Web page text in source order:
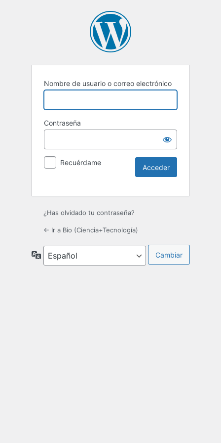
Nombre de usuario o correo electrónico
Contraseña
Recuérdame
¿Has olvidado tu contraseña?
← Ir a Bio (Ciencia+Tecnología)
Idioma